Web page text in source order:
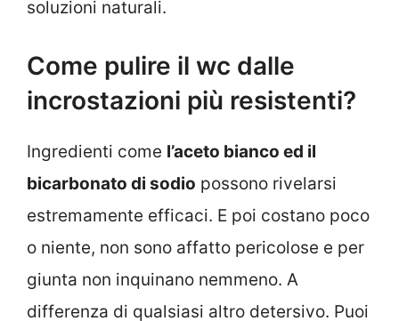
soluzioni naturali.
Come pulire il wc dalle
incrostazioni più resistenti?
Ingredienti come l’aceto bianco ed il
bicarbonato di sodio possono rivelarsi
estremamente efficaci. E poi costano poco
o niente, non sono affatto pericolose e per
giunta non inquinano nemmeno. A
differenza di qualsiasi altro detersivo. Puoi